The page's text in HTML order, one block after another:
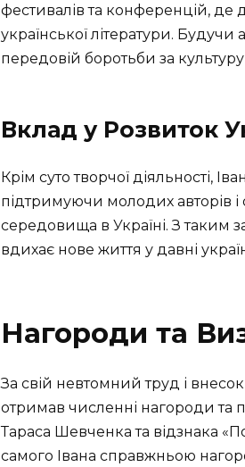
фестивалів та конференцій, де
української літератури.
передовій боротьби за культуру
Вклад у Розвиток
Крім суто творчої діяльності,
підтримуючи молодих авторів
середовища в Україні. З таким
вдихає нове життя у давні
Нагороди та
За свій невтомний труд і
отримав численні нагороди та
Тараса Шевченка та відзнака
самого Івана справжньою